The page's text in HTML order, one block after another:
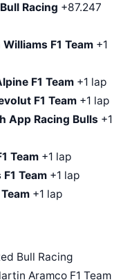
Racing +87.247
F1 Team+1
F1 Team+1 lap
F1 Team+1 lap
App Racing Bulls +1
Team+1 lap
Team+1 lap
+1 lap
Bull Racing
Aramco F1 Team